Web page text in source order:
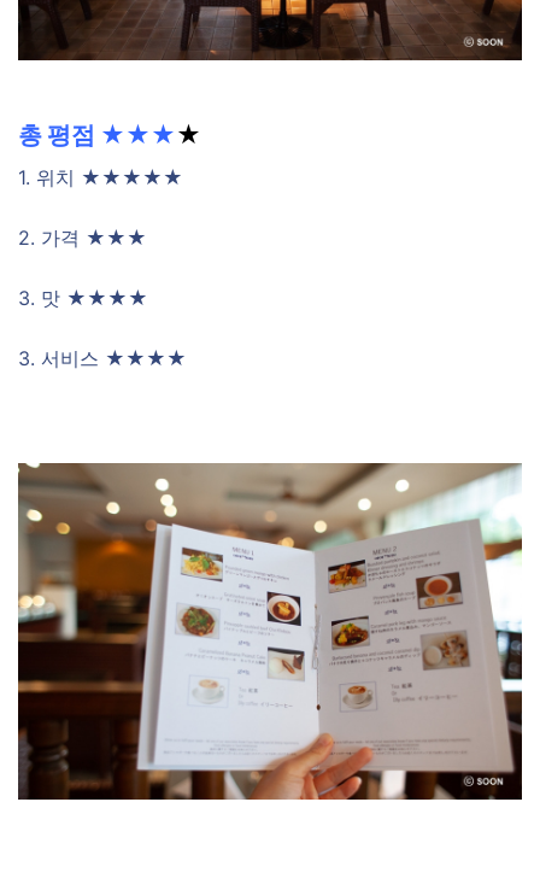
총 평점 ★★★★
1. 위치 ★★★★★
2. 가격 ★★★
3. 맛 ★★★★
3. 서비스 ★★★★